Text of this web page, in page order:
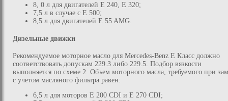
8, 0 л для двигателей E 240, E 320;
7,5 л в случае с Е 500;
8,5 л для двигателей E 55 AMG.
Дизельные движки
Рекомендуемое моторное масло для Mercedes-Benz E Класс должно
соответствовать допускам 229.3 либо 229.5. Подбор вязкости
выполняется по схеме 2. Объем моторного масла, требуемого при
с учетом масляного фильтра равен:
6,5 л для моторов E 200 CDI и E 270 CDI;